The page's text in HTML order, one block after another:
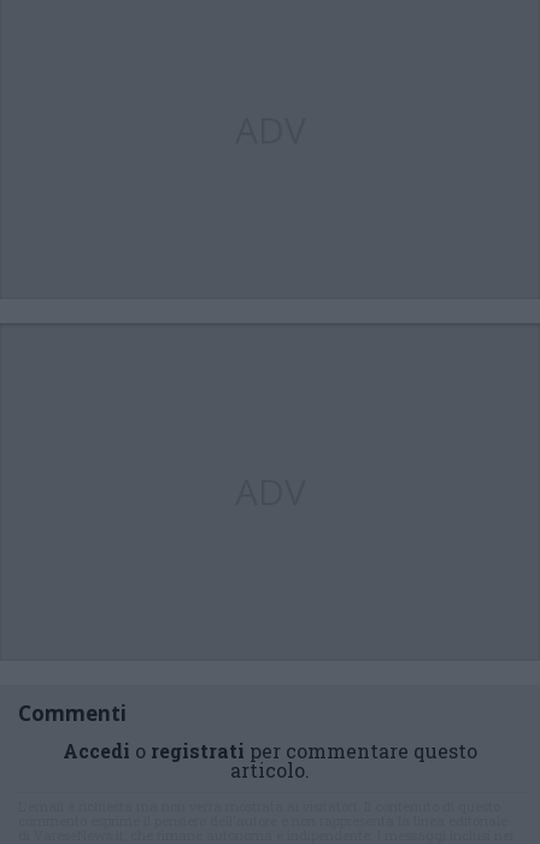
Commenti
Accedi o registrati per commentare questo
articolo.